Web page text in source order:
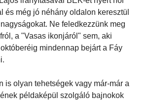
és még jó néhány oldalon keresztül
Ne feledkezzünk meg
a "Vasas ikonjáról" sem, aki
mindennap bejárt a Fáy
is olyan tehetségek vagy már-már a
példaképül szolgáló bajnokok